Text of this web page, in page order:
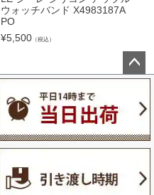
ウォッチバンド X4983187A
PO
¥5,500 （税込）
ペー
ップ